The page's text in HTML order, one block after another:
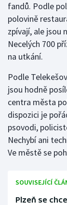
Ragby
Rychlobruslení
Rychlostní
Short track
Sportovní
Stolní tenis
Triatlon
Vodní slalom
fandů. Podle
polovině
zpívají, ale jsou
Necelých 700
na utkání.
Podle
jsou hodně
centra města
dispozici je
psovodi,
Nechybí ani
Ve městě se
SOUVISEJÍCÍ
Plzeň se